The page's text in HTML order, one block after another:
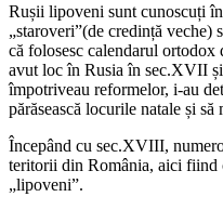
Rușii lipoveni sunt cunoscuți
„staroveri”(de credință veche)
că folosesc calendarul ortodox
avut loc în Rusia în sec.XVII
împotriveau reformelor, i-au
părăsească locurile natale și
Începând cu sec.XVIII,
teritorii din România, aici fiind
„lipoveni”.